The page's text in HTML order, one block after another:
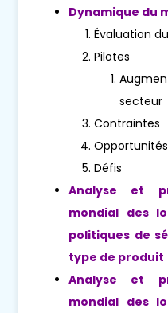
Dynamique du
Évaluation
Pilotes
secteur
Contraintes
Opportunités
Défis
Analyse et
mondial des
politiques de
type de produit
Analyse et
mondial des